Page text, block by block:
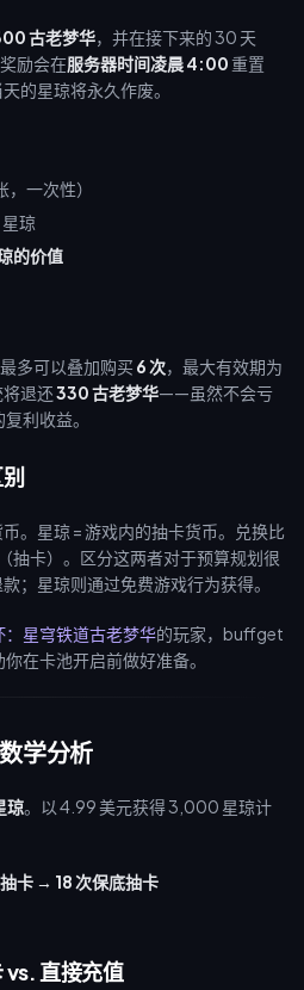
古老梦华，并在接下来的 30 天
励会在服务器时间凌晨 4:00重置
的星琼将永久作废。
一次性）
琼
的价值
多可以叠加购买 6 次，最大有效期为
退还330 古老梦华——虽然不会亏
利收益。
。星琼 = 游戏内的抽卡货币。兑换比
抽卡）。区分这两者对于预算规划很
；星琼则通过免费游戏行为获得。
：星穹铁道古老梦华的玩家，buffget
在卡池开启前做好准备。
学分析
琼。以 4.99 美元获得 3,000 星琼计
卡 → 18 次保底抽卡
vs. 直接充值